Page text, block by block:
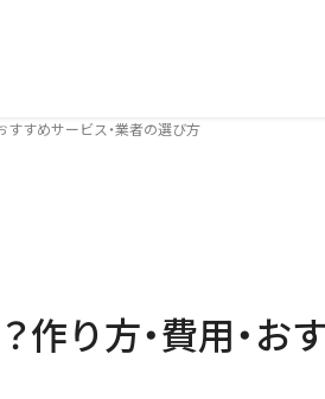
すすめサービス・業者の選び方
作り方・費用・